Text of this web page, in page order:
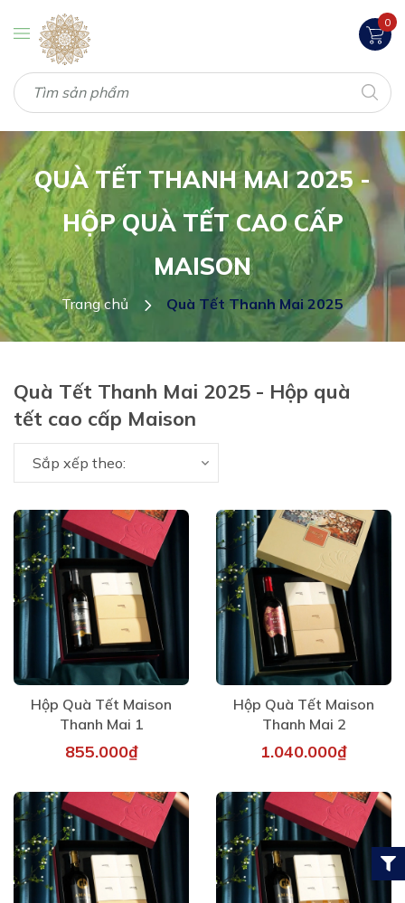
0
QUÀ TẾT THANH MAI 2025 -
HỘP QUÀ TẾT CAO CẤP
MAISON
Trang chủ Quà Tết Thanh Mai 2025
Quà Tết Thanh Mai 2025 - Hộp quà
tết cao cấp Maison
Sắp xếp theo:
Hộp Quà Tết Maison
Thanh Mai 1
855.000₫
Hộp Quà Tết Maison
Thanh Mai 2
1.040.000₫